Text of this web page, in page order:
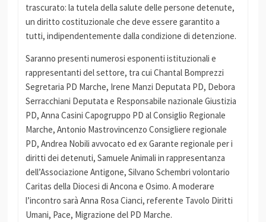
trascurato: la tutela della salute delle persone detenute,
un diritto costituzionale che deve essere garantito a
tutti, indipendentemente dalla condizione di detenzione.
Saranno presenti numerosi esponenti istituzionali e
rappresentanti del settore, tra cui Chantal Bomprezzi
Segretaria PD Marche, Irene Manzi Deputata PD, Debora
Serracchiani Deputata e Responsabile nazionale Giustizia
PD, Anna Casini Capogruppo PD al Consiglio Regionale
Marche, Antonio Mastrovincenzo Consigliere regionale
PD, Andrea Nobili avvocato ed ex Garante regionale per i
diritti dei detenuti, Samuele Animali in rappresentanza
dell’Associazione Antigone, Silvano Schembri volontario
Caritas della Diocesi di Ancona e Osimo. A moderare
l’incontro sarà Anna Rosa Cianci, referente Tavolo Diritti
Umani, Pace, Migrazione del PD Marche.